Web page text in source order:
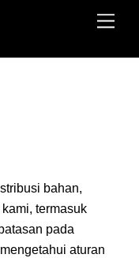
bahan,
termasuk
pada
aturan